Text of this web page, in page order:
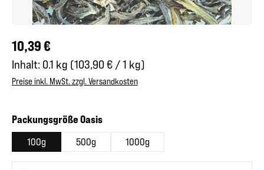
Regulärer Preis:
10,39 €
Inhalt: 0.1 kg (103,90 € / 1 kg)
Preise inkl. MwSt. zzgl. Versandkosten
Packungsgröße Oasisauswählen
100g 500g 1000g